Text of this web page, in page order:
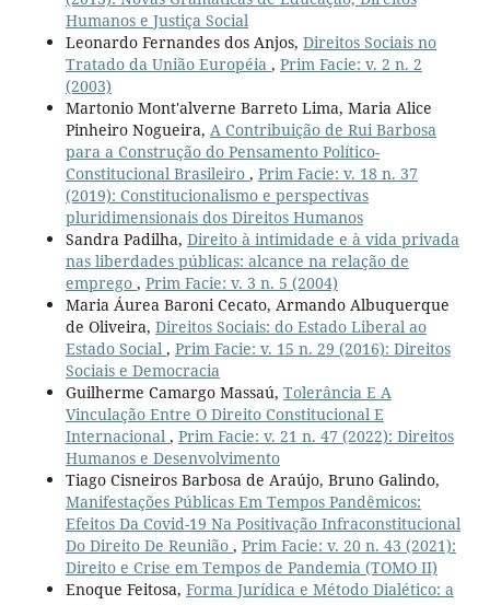
Humanos e Justiça Social
Leonardo Fernandes dos Anjos, Direitos Sociais no
Tratado da União Européia , Prim Facie: v. 2 n. 2
(2003)
Martonio Mont'alverne Barreto Lima, Maria Alice
Pinheiro Nogueira, A Contribuição de Rui Barbosa
para a Construção do Pensamento Político-
Constitucional Brasileiro , Prim Facie: v. 18 n. 37
(2019): Constitucionalismo e perspectivas
pluridimensionais dos Direitos Humanos
Sandra Padilha, Direito à intimidade e à vida privada
nas liberdades públicas: alcance na relação de
emprego , Prim Facie: v. 3 n. 5 (2004)
Maria Áurea Baroni Cecato, Armando Albuquerque
de Oliveira, Direitos Sociais: do Estado Liberal ao
Estado Social , Prim Facie: v. 15 n. 29 (2016): Direitos
Sociais e Democracia
Guilherme Camargo Massaú, Tolerância E A
Vinculação Entre O Direito Constitucional E
Internacional , Prim Facie: v. 21 n. 47 (2022): Direitos
Humanos e Desenvolvimento
Tiago Cisneiros Barbosa de Araújo, Bruno Galindo,
Manifestações Públicas Em Tempos Pandêmicos:
Efeitos Da Covid-19 Na Positivação Infraconstitucional
Do Direito De Reunião , Prim Facie: v. 20 n. 43 (2021):
Direito e Crise em Tempos de Pandemia (TOMO II)
Enoque Feitosa, Forma Jurídica e Método Dialético: a